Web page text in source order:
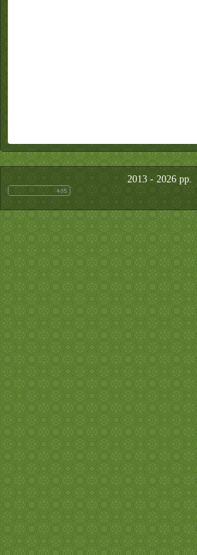
2013 - 2026 рр.